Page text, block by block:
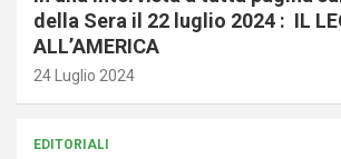
della Sera il 22 luglio 2024 : IL
ALL’AMERICA
24 Luglio 2024
EDITORIALI